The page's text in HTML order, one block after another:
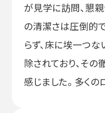
が見学に訪問、懇
の清潔さは圧倒的
らず、床に埃一つ
除されており、そ
感じました。 多く